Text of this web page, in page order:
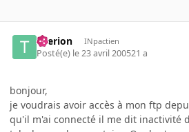
titerion INpactien
Posté(e) le 23 avril 200521 a
bonjour,
je voudrais avoir accès à mon ftp
qu'il m'ai connecté il me dit inactivité